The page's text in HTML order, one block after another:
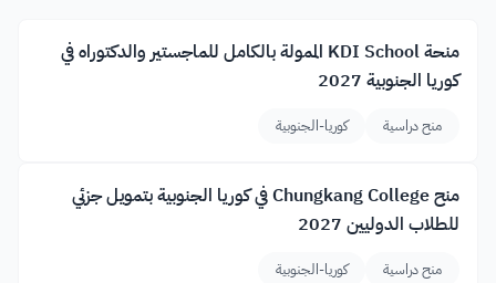
منحة KDI School الممولة بالكامل للماجستير والدكتوراه في
كوريا الجنوبية 2027
منح دراسية كوريا-الجنوبية
منح Chungkang College في كوريا الجنوبية بتمويل جزئي
للطلاب الدوليين 2027
منح دراسية كوريا-الجنوبية